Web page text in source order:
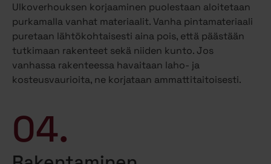
Ulkoverhouksen korjaaminen puolestaan aloitetaan
purkamalla vanhat materiaalit. Vanha pintamateriaali
puretaan lähtökohtaisesti aina pois, että päästään
tutkimaan rakenteet sekä niiden kunto. Jos
vanhassa rakenteessa havaitaan laho- ja
kosteusvaurioita, ne korjataan ammattitaitoisesti.
04.